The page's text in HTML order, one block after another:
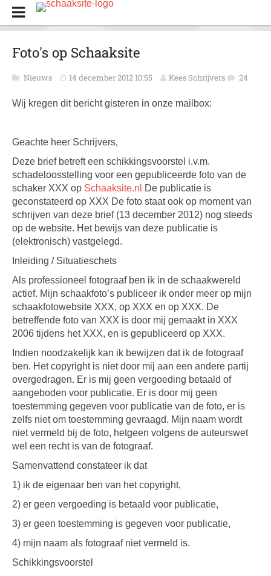
Foto's op Schaaksite
Nieuws 14 december 2012 10:55 Kees Schrijvers 24
Wij kregen dit bericht gisteren in onze mailbox:
Geachte heer Schrijvers,
Deze brief betreft een schikkingsvoorstel i.v.m.
schadeloosstelling voor een gepubliceerde foto van de
schaker XXX op Schaaksite.nl
De publicatie is
geconstateerd op XXX De foto staat ook op moment van
schrijven van deze brief (13 december 2012) nog steeds
op de website. Het bewijs van deze publicatie is
(elektronisch) vastgelegd.
Inleiding / Situatieschets
Als professioneel fotograaf ben ik in de schaakwereld
actief. Mijn schaakfoto’s publiceer ik onder meer op mijn
schaakfotowebsite XXX, op XXX en op XXX. De
betreffende foto van XXX is door mij gemaakt in XXX
2006 tijdens het XXX, en is gepubliceerd op XXX.
Indien noodzakelijk kan ik bewijzen dat ik de fotograaf
ben. Het copyright is niet door mij aan een andere partij
overgedragen. Er is mij geen vergoeding betaald of
aangeboden voor publicatie. Er is door mij geen
toestemming gegeven voor publicatie van de foto, er is
zelfs niet om toestemming gevraagd. Mijn naam wordt
niet vermeld bij de foto, hetgeen volgens de auteurswet
wel een recht is van de fotograaf.
Samenvattend constateer ik dat
1) ik de eigenaar ben van het copyright,
2) er geen vergoeding is betaald voor publicatie,
3) er geen toestemming is gegeven voor publicatie,
4) mijn naam als fotograaf niet vermeld is.
Schikkingsvoorstel